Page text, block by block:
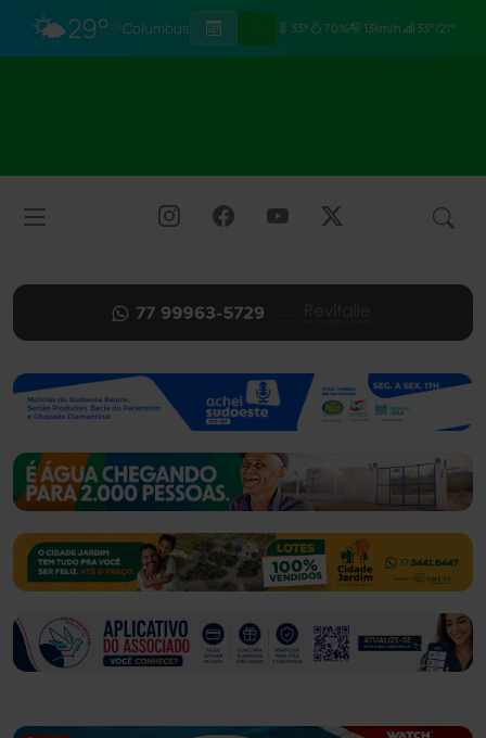
🌤️29° Columbus 33° 70% 13km/h 33°/21°